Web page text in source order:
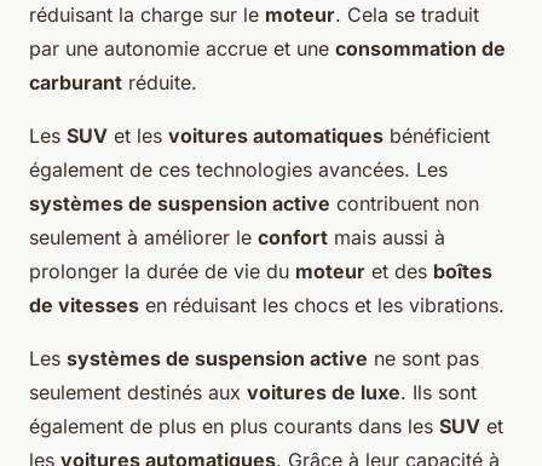
réduisant la charge sur le moteur. Cela se traduit
par une autonomie accrue et une consommation de
carburant réduite.
Les SUV et les voitures automatiques bénéficient
également de ces technologies avancées. Les
systèmes de suspension active contribuent non
seulement à améliorer le confort mais aussi à
prolonger la durée de vie du moteur et des boîtes
de vitesses en réduisant les chocs et les vibrations.
Les systèmes de suspension active ne sont pas
seulement destinés aux voitures de luxe. Ils sont
également de plus en plus courants dans les SUV et
les voitures automatiques. Grâce à leur capacité à